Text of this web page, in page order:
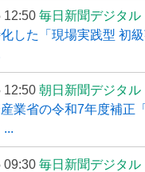
12:50 毎日新聞デジタル
した「現場実践型 初
12:50 朝日新聞デジタル
産業省の令和7年度補正
...
09:30 毎日新聞デジタル